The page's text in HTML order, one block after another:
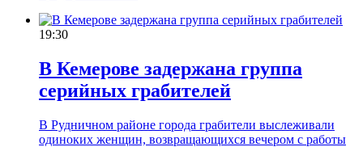
19:30
В Кемерове задержана группа
серийных грабителей
В Рудничном районе города грабители выслеживали
одиноких женщин, возвращающихся вечером с работы